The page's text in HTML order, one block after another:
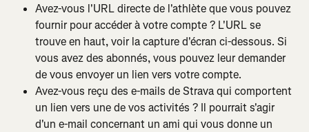
Avez-vous l'URL directe de l'athlète que vous pouvez
fournir pour accéder à votre compte ? L'URL se
trouve en haut, voir la capture d'écran ci-dessous. Si
vous avez des abonnés, vous pouvez leur demander
de vous envoyer un lien vers votre compte.
Avez-vous reçu des e-mails de Strava qui comportent
un lien vers une de vos activités ? Il pourrait s'agir
d'un e-mail concernant un ami qui vous donne un